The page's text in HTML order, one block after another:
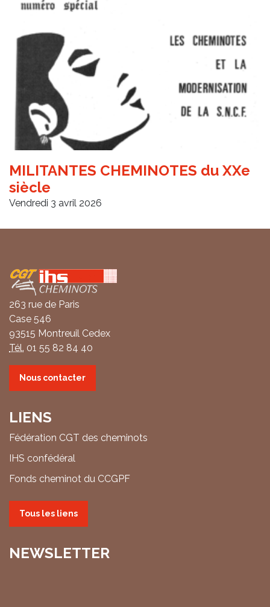
MILITANTES CHEMINOTES du XXe
siècle
Vendredi 3 avril 2026
Coordonnées
263 rue de Paris
Case 546
93515 Montreuil Cedex
Tél. 01 55 82 84 40
Nous contacter
LIENS
Fédération CGT des cheminots
IHS confédéral
Fonds cheminot du CCGPF
Tous les liens
NEWSLETTER